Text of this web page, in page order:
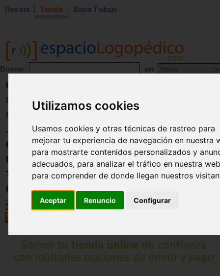
Utilizamos cookies
Usamos cookies y otras técnicas de rastreo para
mejorar tu experiencia de navegación en nuestra
para mostrarte contenidos personalizados y
adecuados, para analizar el tráfico en nuestra
para comprender de donde llegan nuestros
Aceptar Renuncio Configurar
Revista Tienda Bolsa Trabajo
Buscar: en:
Revista
Libros
Material
Juguetes
Formación
Directorio
Trabajo
Registro